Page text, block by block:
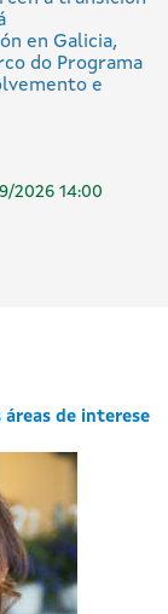
en Galicia,
do Programa
e
2026 14:00
áreas de interese